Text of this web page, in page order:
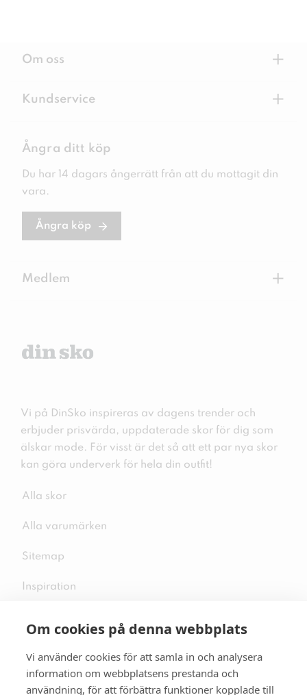
Om cookies på denna webbplats
Vi använder cookies för att samla in och analysera
information om webbplatsens prestanda och
användning, för att förbättra funktioner kopplade till
Om oss +
Kundservice +
Ångra ditt köp
Du har 14 dagars ångerrätt från att du mottagit din
vara.
Ångra köp
Medlem +
Vi på DinSko inspireras av dagens trender och
erbjuder prisvärda, uppdaterade skor för dig som
älskar mode. För visst är det så att ett par nya skor
kan göra underverk för hela din outfit!
Alla skor
Alla varumärken
Sitemap
Inspiration
Följ oss på sociala medier